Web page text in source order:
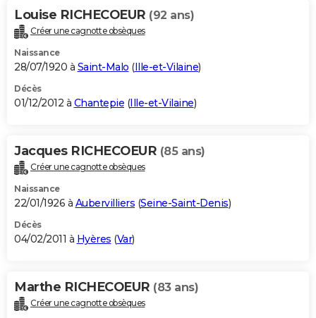
Louise RICHECOEUR (92 ans)
Créer une cagnotte obsèques
Naissance
28/07/1920 à Saint-Malo (Ille-et-Vilaine)
Décès
01/12/2012 à Chantepie (Ille-et-Vilaine)
Jacques RICHECOEUR (85 ans)
Créer une cagnotte obsèques
Naissance
22/01/1926 à Aubervilliers (Seine-Saint-Denis)
Décès
04/02/2011 à Hyères (Var)
Marthe RICHECOEUR (83 ans)
Créer une cagnotte obsèques